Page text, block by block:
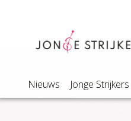
Nieuws Jonge Strijkers